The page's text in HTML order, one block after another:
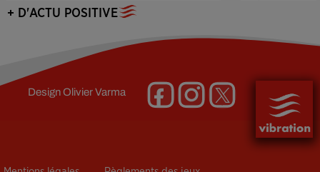
+ D'ACTU POSITIVE
DesignOlivier Varma